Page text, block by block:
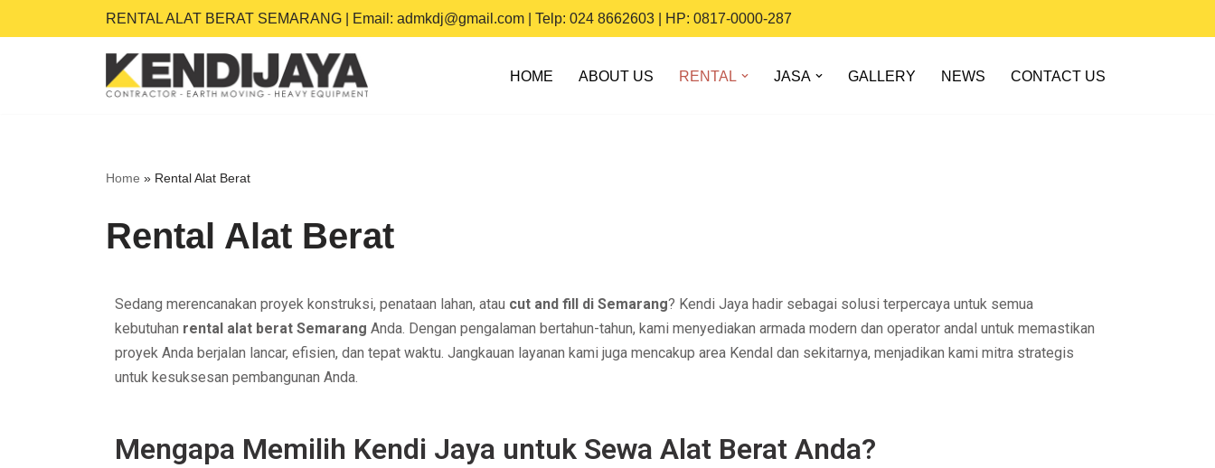
RENTAL ALAT BERAT SEMARANG | Email: admkdj@gmail.com | Telp: 024 8662603 | HP: 0817-0000-287
HOME ABOUT US RENTAL JASA GALLERY NEWS CONTACT US
Home » Rental Alat Berat
Rental Alat Berat
Sedang merencanakan proyek konstruksi, penataan lahan, atau cut and fill di Semarang? Kendi Jaya hadir sebagai solusi terpercaya untuk semua
kebutuhan rental alat berat Semarang Anda. Dengan pengalaman bertahun-tahun, kami menyediakan armada modern dan operator andal untuk memastikan
proyek Anda berjalan lancar, efisien, dan tepat waktu. Jangkauan layanan kami juga mencakup area Kendal dan sekitarnya, menjadikan kami mitra strategis
untuk kesuksesan pembangunan Anda.
Mengapa Memilih Kendi Jaya untuk Sewa Alat Berat Anda?